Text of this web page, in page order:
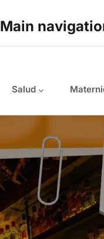
Main
Salud